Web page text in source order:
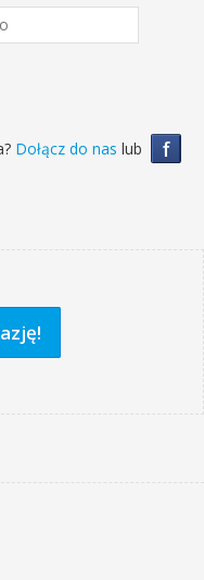
f
Dołącz do nas lub